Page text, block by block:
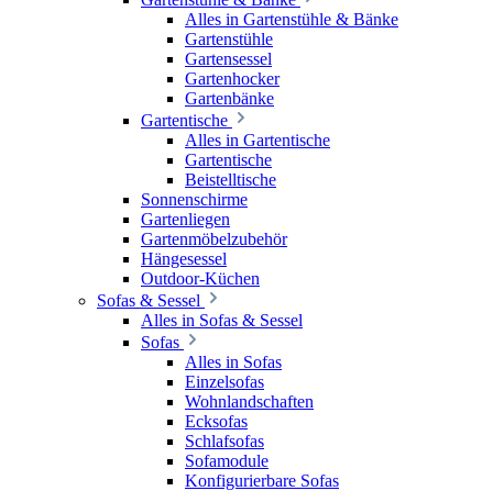
Alles in Gartenstühle & Bänke
Gartenstühle
Gartensessel
Gartenhocker
Gartenbänke
Gartentische
Alles in Gartentische
Gartentische
Beistelltische
Sonnenschirme
Gartenliegen
Gartenmöbelzubehör
Hängesessel
Outdoor-Küchen
Sofas & Sessel
Alles in Sofas & Sessel
Sofas
Alles in Sofas
Einzelsofas
Wohnlandschaften
Ecksofas
Schlafsofas
Sofamodule
Konfigurierbare Sofas